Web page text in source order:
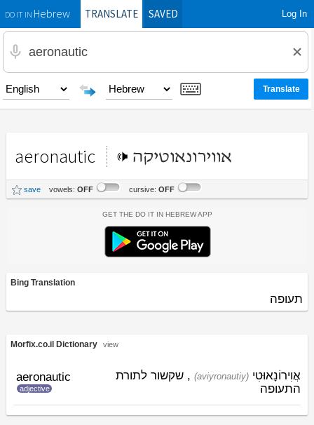
DO IT INHebrewTRANSLATE SAVED Log In
aeronautic אווירונאוטיקה
save vowels: OFF cursive: OFF
Get the Do It In Hebrew App
Bing Translation
תעופה
Morfix.co.il Dictionary view
aeronautic
adjective
(aviyronautiy) אֲוִירוֹנָאוּטִי
, שקשור לתורת
התעופה